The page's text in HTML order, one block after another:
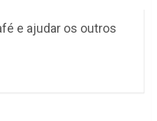
e ajudar os outros